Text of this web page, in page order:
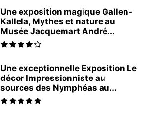
Une exposition magique Gallen-
Kallela, Mythes et nature au
Musée Jacquemart André...
Une exceptionnelle Exposition Le
décor Impressionniste au
sources des Nymphéas au...